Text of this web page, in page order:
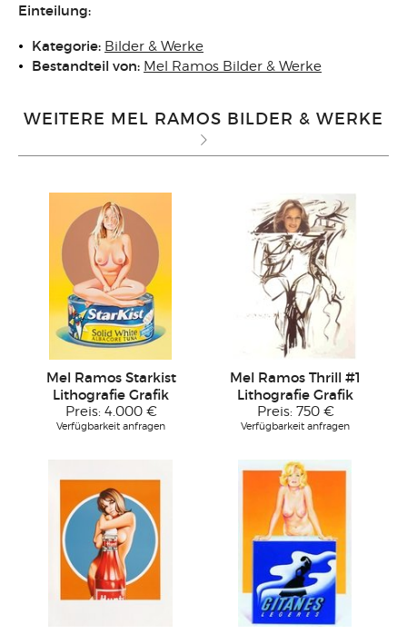
Einteilung:
Kategorie: Bilder & Werke
Bestandteil von: Mel Ramos Bilder & Werke
WEITERE MEL RAMOS BILDER & WERKE
Mel Ramos Starkist
Lithografie Grafik
Preis: 4.000 €
Verfügbarkeit anfragen
Mel Ramos Thrill #1
Lithografie Grafik
Preis: 750 €
Verfügbarkeit anfragen